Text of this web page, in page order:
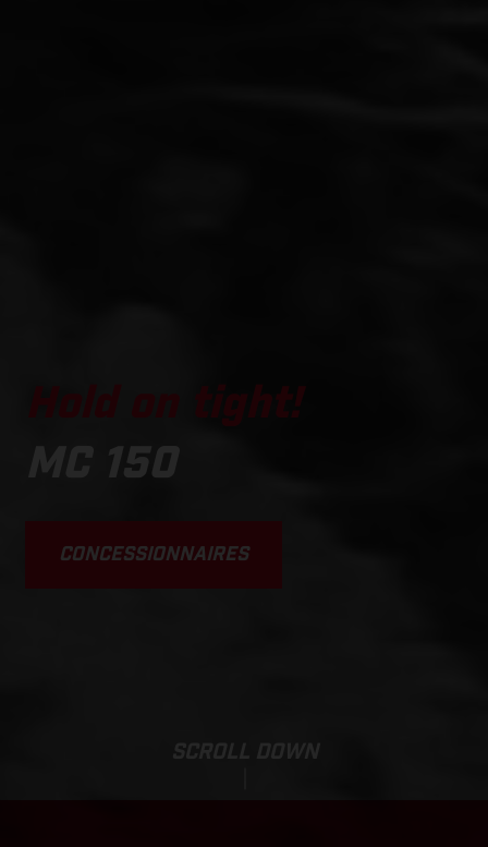
Hold on tight!
MC 150
CONCESSIONNAIRES